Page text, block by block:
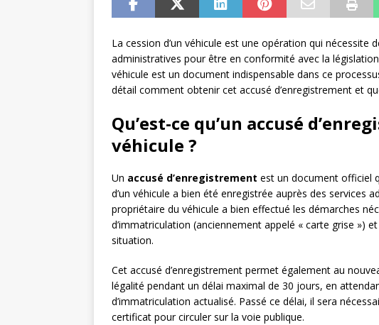
La cession d’un véhicule est une opération qui nécessite
administratives pour être en conformité avec la
véhicule est un document indispensable dans ce
détail comment obtenir cet accusé d’enregistrement et
Qu’est-ce qu’un accusé
véhicule ?
Un accusé d’enregistrement est un document officiel
d’un véhicule a bien été enregistrée auprès des services
propriétaire du véhicule a bien effectué les démarches
d’immatriculation (anciennement appelé « carte grise »)
situation.
Cet accusé d’enregistrement permet également au
légalité pendant un délai maximal de 30 jours, en
d’immatriculation actualisé. Passé ce délai, il sera
certificat pour circuler sur la voie publique.